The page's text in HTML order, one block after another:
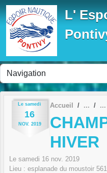
L'
Le samedi
16
NOV. 2019
Accueil
HIVER
Le samedi 16 nov. 2019
Lieu : esplanade du moustoir
Panneau de gestion des